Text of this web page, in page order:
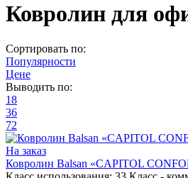
Ковролин для
Сортировать по:
Популярности
Цене
Выводить по:
18
36
72
На заказ
Ковролин Balsan «CAPITOL